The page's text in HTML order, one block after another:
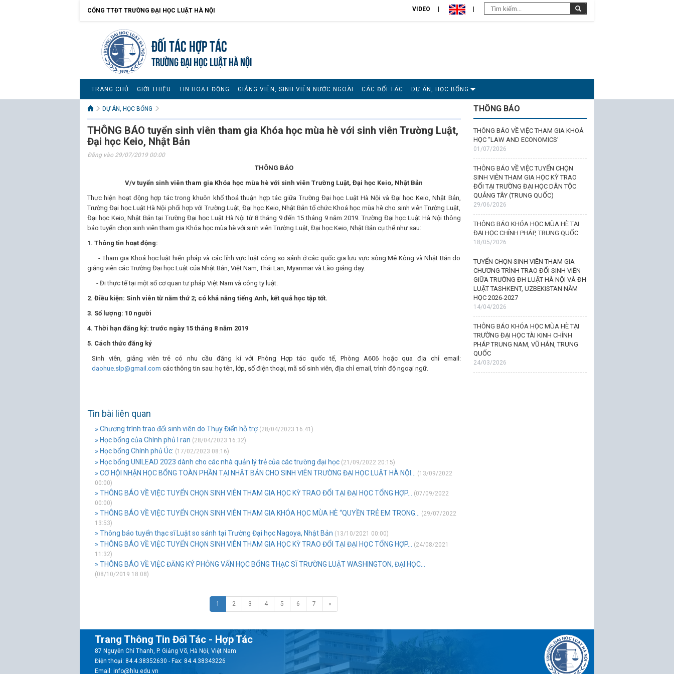
CỔNG TTĐT TRƯỜNG ĐẠI HỌC LUẬT HÀ NỘI VIDEO
Đối tác hợp tác
TRƯỜNG ĐẠI HỌC LUẬT HÀ NỘI
TRANG CHỦ GIỚI THIỆU TIN HOẠT ĐỘNG GIẢNG VIÊN, SINH VIÊN NƯỚC NGOÀI CÁC ĐỐI TÁC DỰ ÁN, HỌC BỔNG
DỰ ÁN, HỌC BỔNG
THÔNG BÁO tuyển sinh viên tham gia Khóa học mùa hè với sinh viên Trường Luật,
Đại học Keio, Nhật Bản
Đăng vào 29/07/2019 00:00
THÔNG BÁO
V/v tuyển sinh viên tham gia Khóa học mùa hè với sinh viên Trường Luật, Đại học Keio, Nhật Bản
Thực hiện hoạt động hợp tác trong khuôn khổ thoả thuận hợp tác giữa Trường Đại học Luật Hà Nội và Đại học Keio, Nhật Bản,
Trường Đại học Luật Hà Nội phối hợp với Trường Luật, Đại học Keio, Nhật Bản tổ chức Khoá học mùa hè cho sinh viên Trường Luật,
Đại học Keio, Nhật Bản tại Trường Đại học Luật Hà Nội từ 8 tháng 9 đến 15 tháng 9 năm 2019. Trường Đại học Luật Hà Nội thông
báo tuyển chọn sinh viên tham gia Khóa học mùa hè với sinh viên Trường Luật, Đại học Keio, Nhật Bản cụ thể như sau:
1. Thông tin hoạt động:
- Tham gia Khoá học luật hiến pháp và các lĩnh vực luật công so sánh ở các quốc gia lưu vực sông Mê Kông và Nhật Bản do
giảng viên các Trường Đại học Luật của Nhật Bản, Việt Nam, Thái Lan, Myanmar và Lào giảng dạy.
- Đi thực tế tại một số cơ quan tư pháp Việt Nam và công ty luật.
2. Điều kiện: Sinh viên từ năm thứ 2; có khả năng tiếng Anh, kết quả học tập tốt.
3. Số lượng: 10 người
4. Thời hạn đăng ký: trước ngày 15 tháng 8 năm 2019
5. Cách thức đăng ký
Sinh viên, giảng viên trẻ có nhu cầu đăng kí với Phòng Hợp tác quốc tế, Phòng A606 hoặc qua địa chỉ email:
daohue.slp@gmail.com các thông tin sau: họ tên, lớp, số điện thoại, mã số sinh viên, địa chỉ email, trình độ ngoại ngữ.
Tin bài liên quan
» Chương trình trao đổi sinh viên do Thụy Điển hỗ trợ(28/04/2023 16:41)
» Học bổng của Chính phủ I ran (28/04/2023 16:32)
» Học bổng Chính phủ Úc: (17/02/2023 08:16)
» Học bổng UNILEAD 2023 dành cho các nhà quản lý trẻ của các trường đại học (21/09/2022 20:15)
» CƠ HỘI NHẬN HỌC BỔNG TOÀN PHẦN TẠI NHẬT BẢN CHO SINH VIÊN TRƯỜNG ĐẠI HỌC LUẬT HÀ NỘI...
(13/09/2022
00:00)
» THÔNG BÁO VỀ VIỆC TUYỂN CHỌN SINH VIÊN THAM GIA HỌC KỲ TRAO ĐỔI TẠI ĐẠI HỌC TỔNG HỢP...
(07/09/2022
00:00)
» THÔNG BÁO VỀ VIỆC TUYỂN CHỌN SINH VIÊN THAM GIA KHÓA HỌC MÙA HÈ “QUYỀN TRẺ EM TRONG...
(29/07/2022
13:53)
» Thông báo tuyển thạc sĩ Luật so sánh tại Trường Đại học Nagoya, Nhật Bản (13/10/2021 00:00)
» THÔNG BÁO VỀ VIỆC TUYỂN CHỌN SINH VIÊN THAM GIA HỌC KỲ TRAO ĐỔI TẠI ĐẠI HỌC TỔNG HỢP...
(24/08/2021
11:32)
» THÔNG BÁO VỀ VIỆC ĐĂNG KÝ PHỎNG VẤN HỌC BỔNG THẠC SĨ TRƯỜNG LUẬT WASHINGTON, ĐẠI HỌC...
(08/10/2019 18:08)
1 2 3 4 5 6 7 »
THÔNG BÁO
THÔNG BÁO VỀ VIỆC THAM GIA KHOÁ
HỌC “LAW AND ECONOMICS’
01/07/2026
THÔNG BÁO VỀ VIỆC TUYỂN CHỌN
SINH VIÊN THAM GIA HỌC KỲ TRAO
ĐỔI TẠI TRƯỜNG ĐẠI HỌC DÂN TỘC
QUẢNG TÂY (TRUNG QUỐC)
29/06/2026
THÔNG BÁO KHÓA HỌC MÙA HÈ TẠI
ĐẠI HỌC CHÍNH PHÁP, TRUNG QUỐC
18/05/2026
TUYỂN CHỌN SINH VIÊN THAM GIA
CHƯƠNG TRÌNH TRAO ĐỔI SINH VIÊN
GIỮA TRƯỜNG ĐH LUẬT HÀ NỘI VÀ ĐH
LUẬT TASHKENT, UZBEKISTAN NĂM
HỌC 2026-2027
14/04/2026
THÔNG BÁO KHÓA HỌC MÙA HÈ TẠI
TRƯỜNG ĐẠI HỌC TÀI KINH CHÍNH
PHÁP TRUNG NAM, VŨ HÁN, TRUNG
QUỐC
24/03/2026
Trang Thông Tin Đối Tác - Hợp Tác
87 Nguyễn Chí Thanh, P. Giảng Võ, Hà Nội, Việt Nam
Điện thoại: 84.4.38352630 - Fax: 84.4.38343226
Email: info@hlu.edu.vn